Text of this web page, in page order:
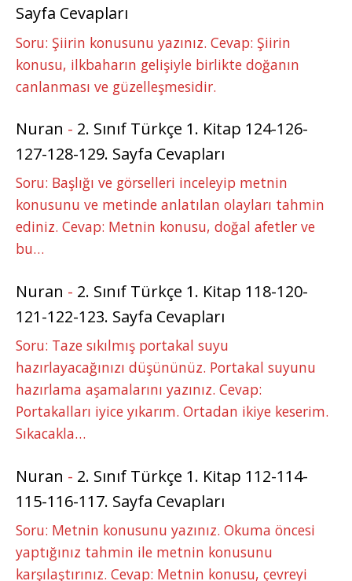
Sayfa Cevapları
Soru: Şiirin konusunu yazınız. Cevap: Şiirin
konusu, ilkbaharın gelişiyle birlikte doğanın
canlanması ve güzelleşmesidir.
Nuran - 2. Sınıf Türkçe 1. Kitap 124-126-
127-128-129. Sayfa Cevapları
Soru: Başlığı ve görselleri inceleyip metnin
konusunu ve metinde anlatılan olayları tahmin
ediniz. Cevap: Metnin konusu, doğal afetler ve
bu…
Nuran - 2. Sınıf Türkçe 1. Kitap 118-120-
121-122-123. Sayfa Cevapları
Soru: Taze sıkılmış portakal suyu
hazırlayacağınızı düşününüz. Portakal suyunu
hazırlama aşamalarını yazınız. Cevap:
Portakalları iyice yıkarım. Ortadan ikiye keserim.
Sıkacakla…
Nuran - 2. Sınıf Türkçe 1. Kitap 112-114-
115-116-117. Sayfa Cevapları
Soru: Metnin konusunu yazınız. Okuma öncesi
yaptığınız tahmin ile metnin konusunu
karşılaştırınız. Cevap: Metnin konusu, çevreyi